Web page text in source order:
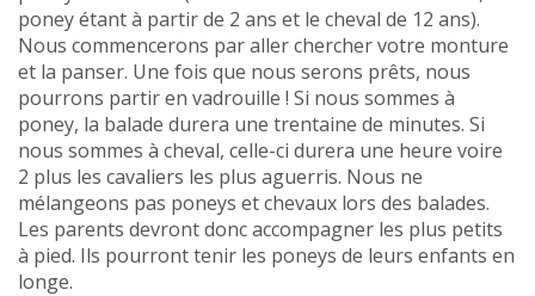
poney étant à partir de 2 ans et le cheval de 12 ans).
Nous commencerons par aller chercher votre monture
et la panser. Une fois que nous serons prêts, nous
pourrons partir en vadrouille ! Si nous sommes à
poney, la balade durera une trentaine de minutes. Si
nous sommes à cheval, celle-ci durera une heure voire
2 plus les cavaliers les plus aguerris. Nous ne
mélangeons pas poneys et chevaux lors des balades.
Les parents devront donc accompagner les plus petits
à pied. Ils pourront tenir les poneys de leurs enfants en
longe.